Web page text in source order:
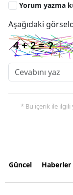
Yorum yazma
Aşağıdaki
* Bu içerik ile ilgili
Güncel Haberler